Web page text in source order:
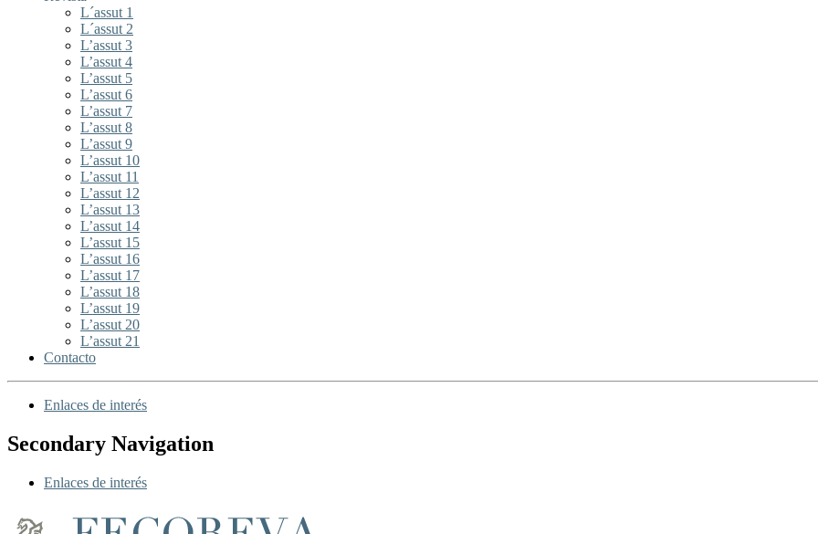
L´assut 1
L´assut 2
L’assut 3
L’assut 4
L’assut 5
L’assut 6
L’assut 7
L’assut 8
L’assut 9
L’assut 10
L’assut 11
L’assut 12
L’assut 13
L’assut 14
L’assut 15
L’assut 16
L’assut 17
L’assut 18
L’assut 19
L’assut 20
L’assut 21
Contacto
Enlaces de interés
Secondary Navigation
Enlaces de interés